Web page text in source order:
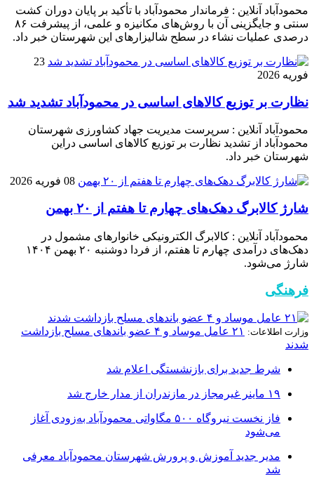
محمودآباد آنلاین : فرماندار محمودآباد با تأکید بر پایان دوران کشت
سنتی و جایگزینی آن با روش‌های مکانیزه و علمی، از پیشرفت ۸۶
درصدی عملیات نشاء در سطح شالیزارهای این شهرستان خبر داد.
23
فوریه 2026
نظارت بر توزیع کالا‌های اساسی در محمودآباد تشدید شد
محمودآباد آنلاین : سرپرست مدیریت جهاد کشاورزی شهرستان
محمودآباد از تشدید نظارت بر توزیع کالا‌های اساسی دراین
شهرستان خبر داد.
08 فوریه 2026
شارژ کالابرگ دهک‌های چهارم تا هفتم از ۲۰ بهمن
محمودآباد آنلاین : کالابرگ الکترونیکی خانوار‌های مشمول در
دهک‌های درآمدی چهارم تا هفتم، از فردا دوشنبه ۲۰ بهمن ۱۴۰۴
شارژ می‌شود.
فرهنگی
وزارت اطلاعات:
۲۱ عامل موساد و ۴ عضو باند‌های مسلح بازداشت
شدند
شرط جدید برای بازنشستگی اعلام شد
۱۹ ماینر غیرمجاز در مازندران از مدار خارج شد
فاز نخست نیروگاه ۵۰۰ مگاواتی محمودآباد به‌زودی آغاز
می‌شود
مدیر جدید آموزش و پرورش شهرستان محمودآباد معرفی
شد